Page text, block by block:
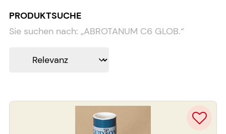
PRODUKTSUCHE
Sie suchen nach: „ABROTANUM C6 GLOB.“